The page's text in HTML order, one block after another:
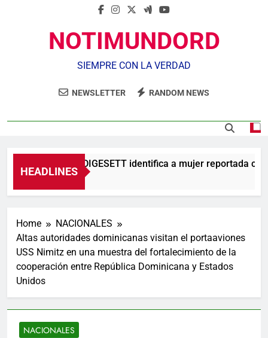
NOTIMUNDORD
SIEMPRE CON LA VERDAD
NEWSLETTER RANDOM NEWS
HEADLINES
Agente de la DIGESETT identifica a mujer reportada
22 Horas Ago
Home
NACIONALES
Altas autoridades dominicanas visitan el portaaviones
USS Nimitz en una muestra del fortalecimiento de la
cooperación entre República Dominicana y Estados
Unidos
NACIONALES